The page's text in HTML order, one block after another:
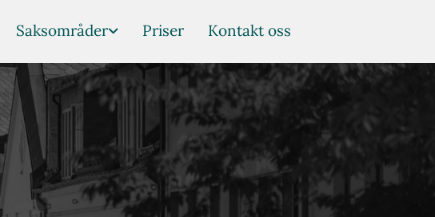
Saksområder Priser Kontakt oss